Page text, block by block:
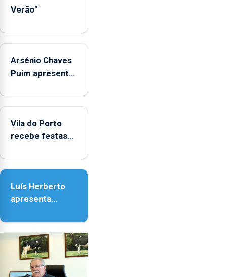
Verão"
Arsénio Chaves
Puim apresenta
Biblioteca de
Vila do Porto
recebe festas
Nossa Senhora
Luís Herberto
apresenta
Paisagem’